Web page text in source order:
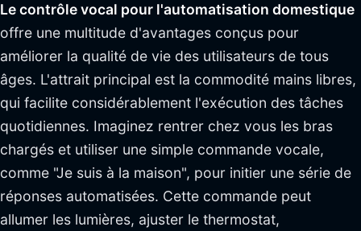
Le contrôle vocal pour l'automatisation domestique
offre une multitude d'avantages conçus pour
améliorer la qualité de vie des utilisateurs de tous
âges. L'attrait principal est la commodité mains libres,
qui facilite considérablement l'exécution des tâches
quotidiennes. Imaginez rentrer chez vous les bras
chargés et utiliser une simple commande vocale,
comme "Je suis à la maison", pour initier une série de
réponses automatisées. Cette commande peut
allumer les lumières, ajuster le thermostat,